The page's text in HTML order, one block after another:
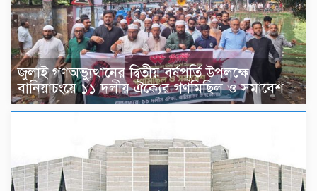
জুলাই গণঅভ্যুত্থানের দ্বিতীয় বর্ষপূর্তি উপলক্ষে
বানিয়াচংয়ে ১১ দলীয় ঐক্যের গণমিছিল ও সমাবেশ